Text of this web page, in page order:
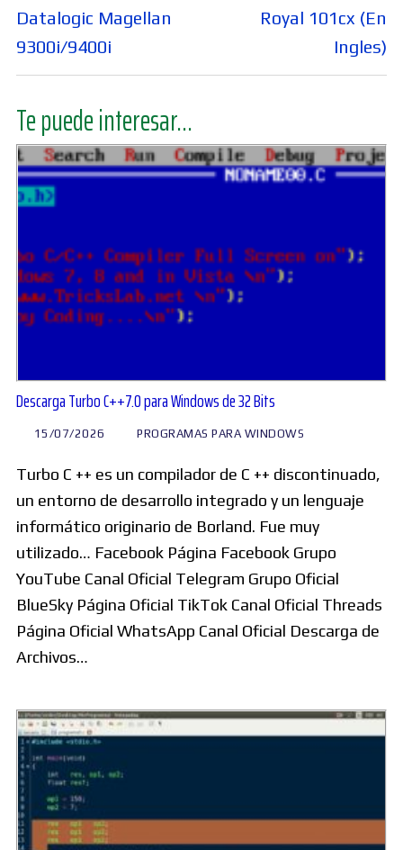
Datalogic Magellan
9300i/9400i
Royal 101cx (En
Ingles)
Te puede interesar...
Descarga Turbo C++7.0 para Windows de 32 Bits
15/07/2026 PROGRAMAS PARA WINDOWS
Turbo C ++ es un compilador de C ++ discontinuado,
un entorno de desarrollo integrado y un lenguaje
informático originario de Borland. Fue muy
utilizado… Facebook Página Facebook Grupo
YouTube Canal Oficial Telegram Grupo Oficial
BlueSky Página Oficial TikTok Canal Oficial Threads
Página Oficial WhatsApp Canal Oficial Descarga de
Archivos…